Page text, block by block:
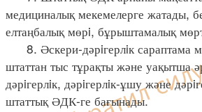
медициналық мекемелерге жатады,
елтаңбалық мөрi, бұрыштамалық
8. Әскери-дәрiгерлiк сараптама
штаттан тыс тұрақты және уақытша
дәрiгерлiк, дәрiгерлiк-ұшу және
штаттық ӘДК-ге бағынады.